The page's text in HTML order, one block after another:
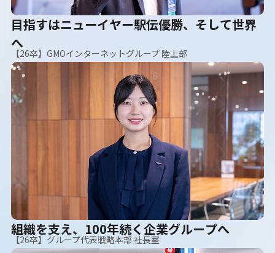
目指すはニューイヤー駅伝優勝、そして世界
へ
【26卒】GMOインターネットグループ 陸上部
組織を支え、100年続く企業グループへ
【26卒】グループ代表戦略本部 社長室